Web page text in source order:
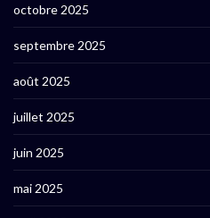
octobre 2025
septembre 2025
août 2025
juillet 2025
juin 2025
mai 2025